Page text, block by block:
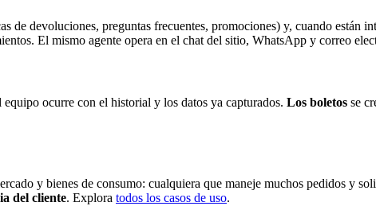
de devoluciones, preguntas frecuentes, promociones) y, cuando están
El mismo agente opera en el chat del sitio, WhatsApp y correo
equipo ocurre con el historial y los datos ya capturados. Los boletos se
y bienes de consumo: cualquiera que maneje muchos pedidos y
del cliente. Explora todos los casos de uso.